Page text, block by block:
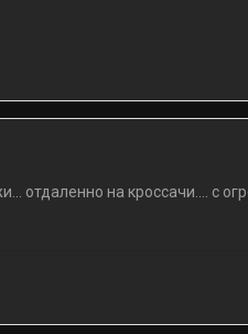
отдаленно на кроссачи.... с